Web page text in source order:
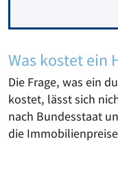
Was kostet ein
Die Frage, was ein
kostet, lässt sich
nach Bundesstaat
die